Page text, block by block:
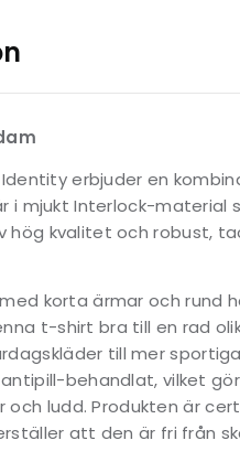
erbjuder en
i mjukt Interlock-material
hög kvalitet och robust,
korta ärmar och rund
t-shirt bra till en rad
till mer
behandlat, vilket
ludd. Produkten är
att den är fri från